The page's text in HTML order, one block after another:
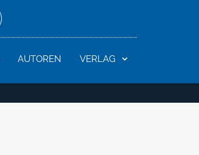
AUTOREN VERLAG